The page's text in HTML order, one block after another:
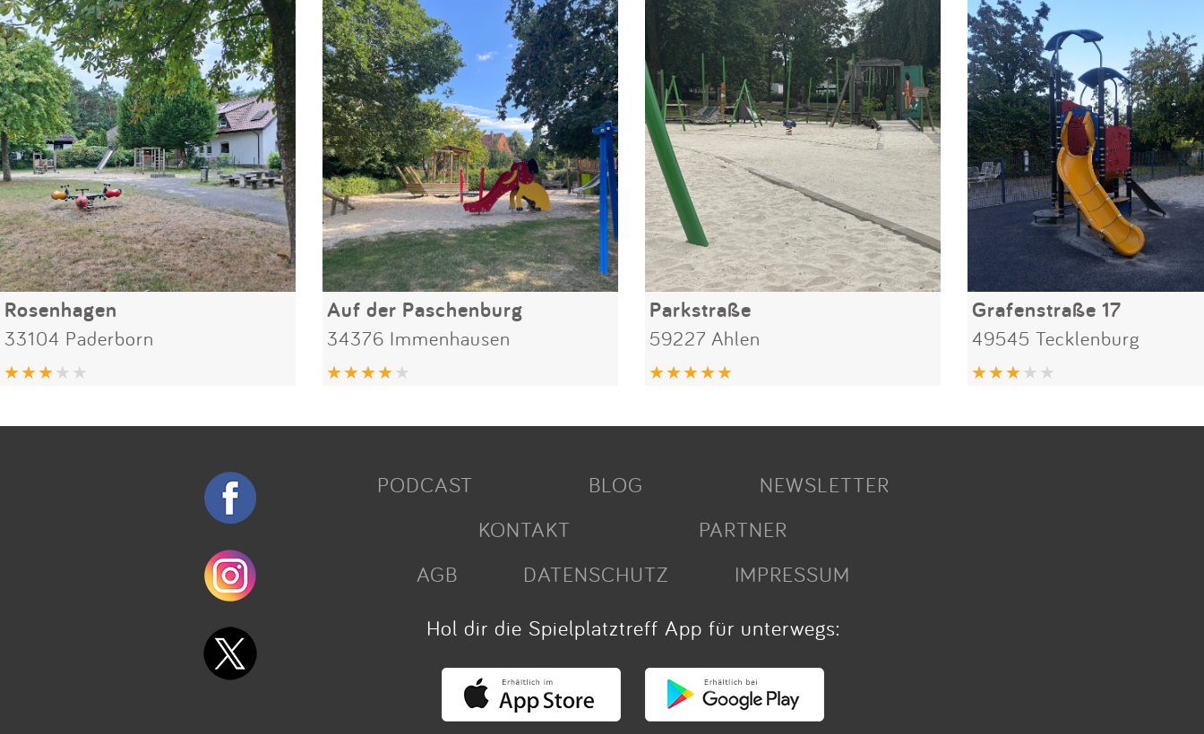
Rosenhagen
33104 Paderborn
Auf der Paschenburg
34376 Immenhausen
Parkstraße
59227 Ahlen
Grafenstraße 17
49545 Tecklenburg
PODCAST BLOG
NEWSLETTER
KONTAKT
PARTNER
AGB
DATENSCHUTZ
IMPRESSUM
Hol dir die Spielplatztreff App für unterwegs: